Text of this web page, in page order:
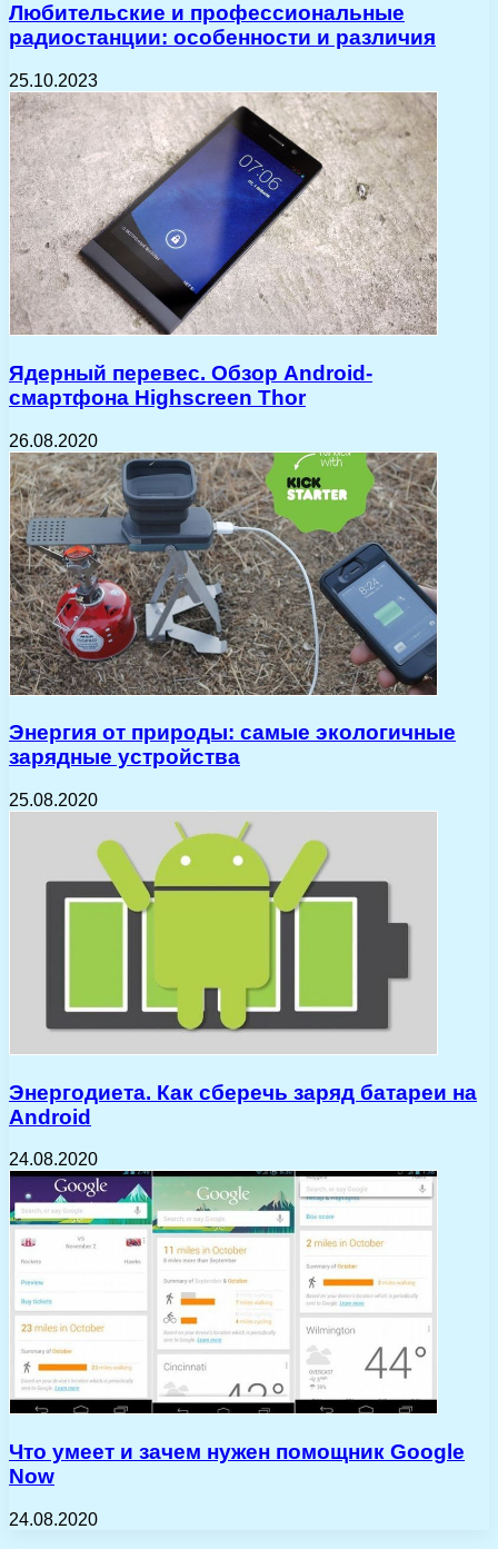
Любительские и профессиональные
радиостанции: особенности и различия
25.10.2023
Ядерный перевес. Обзор Android-
смартфона Highscreen Thor
26.08.2020
Энергия от природы: самые экологичные
зарядные устройства
25.08.2020
Энергодиета. Как сберечь заряд батареи на
Android
24.08.2020
Что умеет и зачем нужен помощник Google
Now
24.08.2020